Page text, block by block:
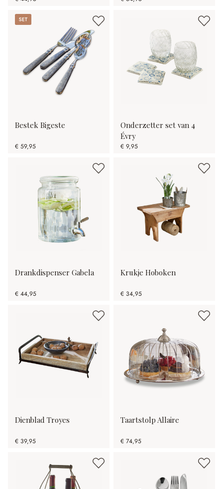
Set
Bestek Bigeste
€ 59,95
Onderzetter set van 4
Évry
€ 9,95
Drankdispenser Gabela
€ 44,95
Krukje Hoboken
€ 34,95
Dienblad Troyes
€ 39,95
Taartstolp Allaire
€ 74,95